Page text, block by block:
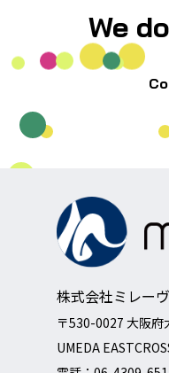
We
株式会社ミレーヴ
〒530-0027 大阪
UMEDA